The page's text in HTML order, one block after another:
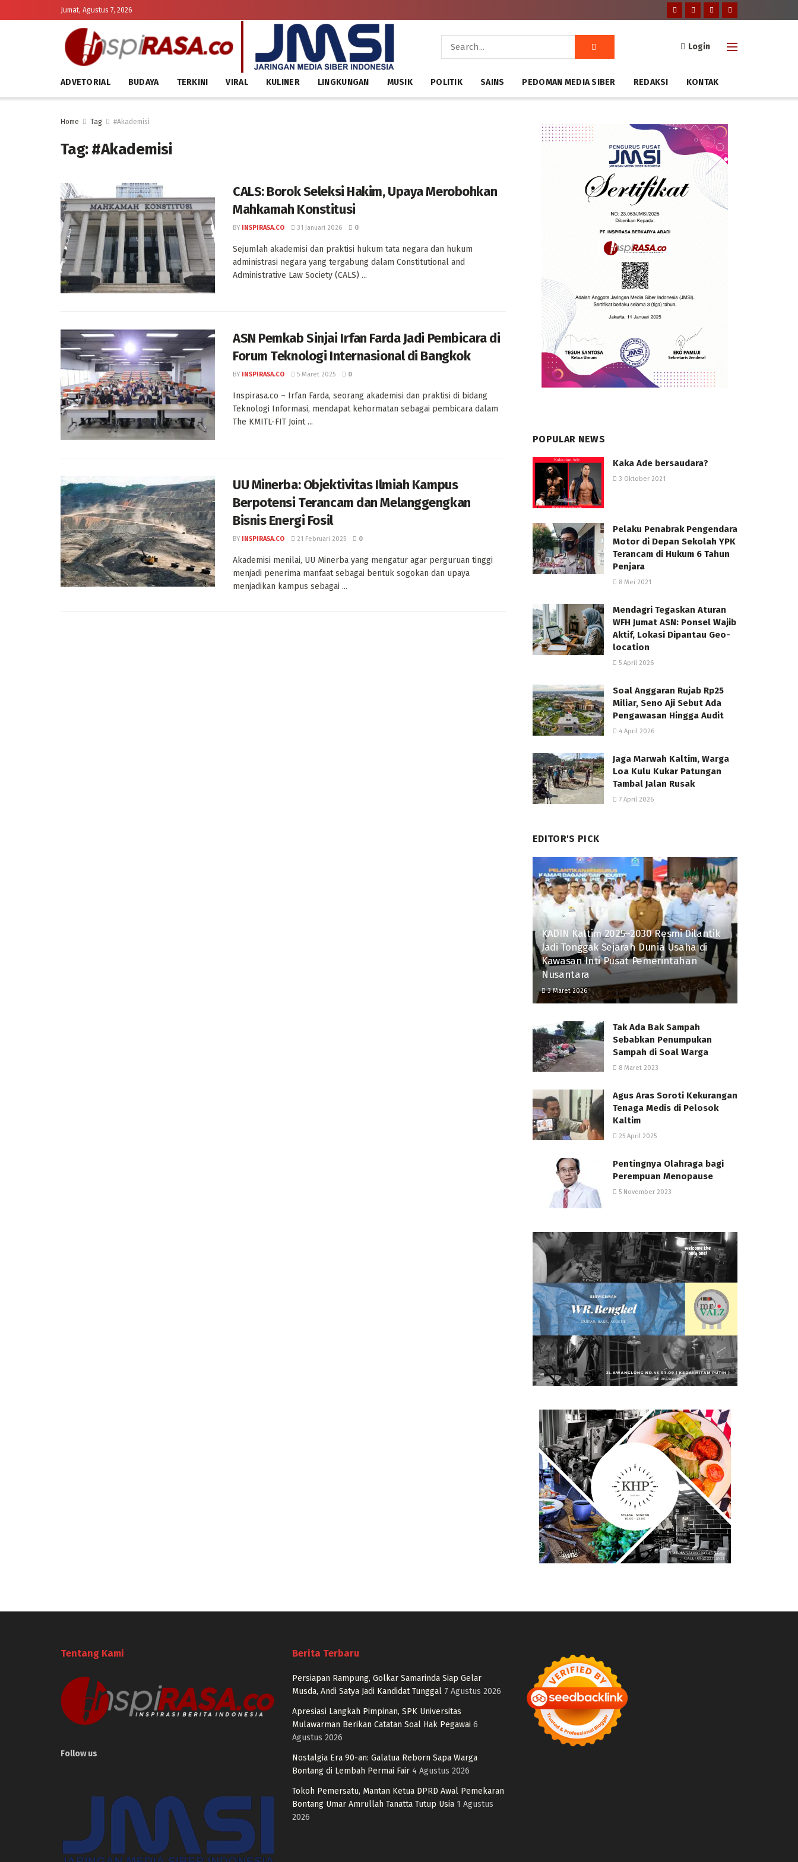
Jumat, Agustus 7, 2026
Login
ADVETORIAL BUDAYA TERKINI VIRAL KULINER LINGKUNGAN MUSIK POLITIK SAINS PEDOMAN MEDIA SIBER REDAKSI KONTAK
Home Tag #Akademisi
Tag:#Akademisi
CALS: Borok Seleksi Hakim, Upaya Merobohkan
Mahkamah Konstitusi
BY INSPIRASA.CO 31 Januari 2026 0
Sejumlah akademisi dan praktisi hukum tata negara dan hukum
administrasi negara yang tergabung dalam Constitutional and
Administrative Law Society (CALS) ...
ASN Pemkab Sinjai Irfan Farda Jadi Pembicara di
Forum Teknologi Internasional di Bangkok
BY INSPIRASA.CO 5 Maret 2025 0
Inspirasa.co – Irfan Farda, seorang akademisi dan praktisi di bidang
Teknologi Informasi, mendapat kehormatan sebagai pembicara dalam
The KMITL-FIT Joint ...
UU Minerba: Objektivitas Ilmiah Kampus
Berpotensi Terancam dan Melanggengkan
Bisnis Energi Fosil
BY INSPIRASA.CO 21 Februari 2025 0
Akademisi menilai, UU Minerba yang mengatur agar perguruan tinggi
menjadi penerima manfaat sebagai bentuk sogokan dan upaya
menjadikan kampus sebagai ...
POPULAR NEWS
Kaka Ade bersaudara?
3 Oktober 2021
Pelaku Penabrak Pengendara
Motor di Depan Sekolah YPK
Terancam di Hukum 6 Tahun
Penjara
8 Mei 2021
Mendagri Tegaskan Aturan
WFH Jumat ASN: Ponsel Wajib
Aktif, Lokasi Dipantau Geo-
location
5 April 2026
Soal Anggaran Rujab Rp25
Miliar, Seno Aji Sebut Ada
Pengawasan Hingga Audit
4 April 2026
Jaga Marwah Kaltim, Warga
Loa Kulu Kukar Patungan
Tambal Jalan Rusak
7 April 2026
EDITOR'S PICK
KADIN Kaltim 2025–2030 Resmi Dilantik
Jadi Tonggak Sejarah Dunia Usaha di
Kawasan Inti Pusat Pemerintahan
Nusantara
3 Maret 2026
Tak Ada Bak Sampah
Sebabkan Penumpukan
Sampah di Soal Warga
8 Maret 2023
Agus Aras Soroti Kekurangan
Tenaga Medis di Pelosok
Kaltim
25 April 2025
Pentingnya Olahraga bagi
Perempuan Menopause
5 November 2023
Tentang Kami
Follow us
Berita Terbaru
Persiapan Rampung, Golkar Samarinda Siap Gelar
Musda, Andi Satya Jadi Kandidat Tunggal 7 Agustus 2026
Apresiasi Langkah Pimpinan, SPK Universitas
Mulawarman Berikan Catatan Soal Hak Pegawai 6
Agustus 2026
Nostalgia Era 90-an: Galatua Reborn Sapa Warga
Bontang di Lembah Permai Fair 4 Agustus 2026
Tokoh Pemersatu, Mantan Ketua DPRD Awal Pemekaran
Bontang Umar Amrullah Tanatta Tutup Usia 1 Agustus
2026